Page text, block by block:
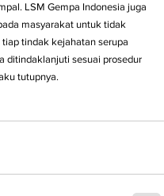
LSM Gempa Indonesia juga
masyarakat untuk tidak
tindak kejahatan serupa
ditindaklanjuti sesuai prosedur
tutupnya.